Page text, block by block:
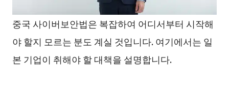
중국 사이버보안법은 복잡하여 어디서부터 시작해
야 할지 모르는 분도 계실 것입니다. 여기에서는 일
본 기업이 취해야 할 대책을 설명합니다.